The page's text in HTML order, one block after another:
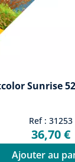
Sunrise
Ref : 31253
36,70 €
Ajouter au